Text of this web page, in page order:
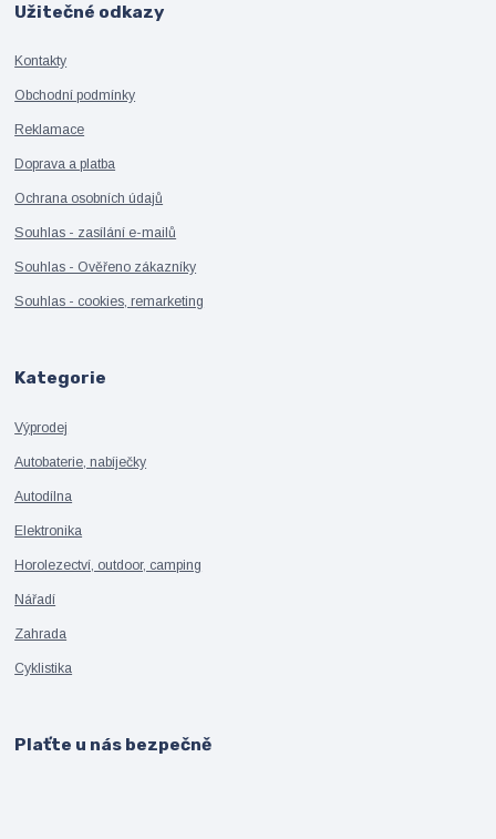
Užitečné odkazy
Kontakty
Obchodní podmínky
Reklamace
Doprava a platba
Ochrana osobních údajů
Souhlas - zasílání e-mailů
Souhlas - Ověřeno zákazníky
Souhlas - cookies, remarketing
Kategorie
Výprodej
Autobaterie, nabíječky
Autodílna
Elektronika
Horolezectví, outdoor, camping
Nářadí
Zahrada
Cyklistika
Plaťte u nás bezpečně